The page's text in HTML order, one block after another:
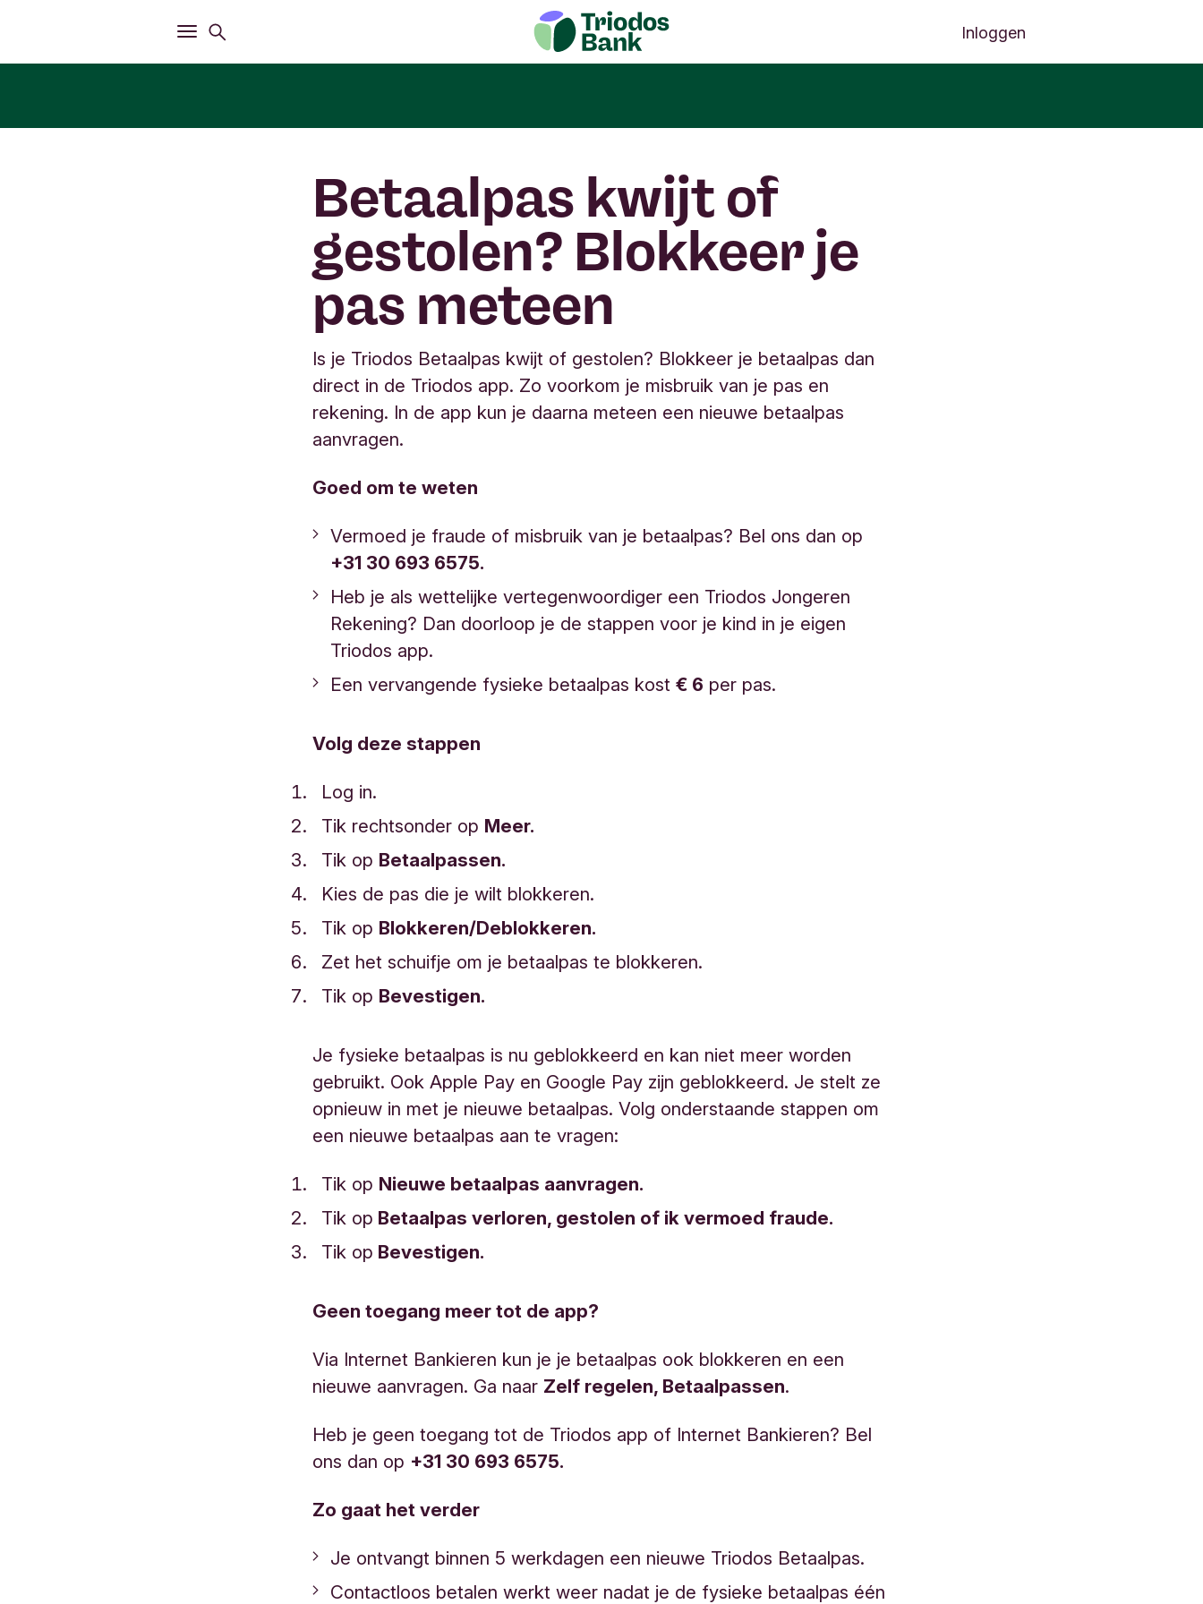
Openen
Hoofdmenu Inloggen
Betaalpas kwijt of
gestolen? Blokkeer je
pas meteen
Is je Triodos Betaalpas kwijt of gestolen? Blokkeer je betaalpas dan
direct in de Triodos app. Zo voorkom je misbruik van je pas en
rekening. In de app kun je daarna meteen een nieuwe betaalpas
aanvragen.
Goed om te weten
Vermoed je fraude of misbruik van je betaalpas? Bel ons dan op
+31 30 693 6575.
Heb je als wettelijke vertegenwoordiger een Triodos Jongeren
Rekening? Dan doorloop je de stappen voor je kind in je eigen
Triodos app.
Een vervangende fysieke betaalpas kost€ 6 per pas.
Volg deze stappen
Log in.
Tik rechtsonder op Meer.
Tik op Betaalpassen.
Kies de pas die je wilt blokkeren.
Tik op Blokkeren/Deblokkeren.
Zet het schuifje om je betaalpas te blokkeren.
Tik op Bevestigen.
Je fysieke betaalpas is nu geblokkeerd en kan niet meer worden
gebruikt. Ook Apple Pay en Google Pay zijn geblokkeerd. Je stelt ze
opnieuw in met je nieuwe betaalpas. Volg onderstaande stappen om
een nieuwe betaalpas aan te vragen:
Tik op Nieuwe betaalpas aanvragen.
Tik op Betaalpas verloren, gestolen of ik vermoed fraude.
Tik op Bevestigen.
Geen toegang meer tot de app?
Via Internet Bankieren kun je je betaalpas ook blokkeren en een
nieuwe aanvragen. Ga naar Zelf regelen, Betaalpassen.
Heb je geen toegang tot de Triodos app of Internet Bankieren? Bel
ons dan op +31 30 693 6575.
Zo gaat het verder
Je ontvangt binnen 5 werkdagen een nieuwe Triodos Betaalpas.
Contactloos betalen werkt weer nadat je de fysieke betaalpas één